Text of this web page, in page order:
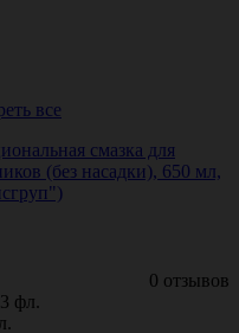
все
смазка для
(без насадки), 650 мл,
0 отзывов
фл.